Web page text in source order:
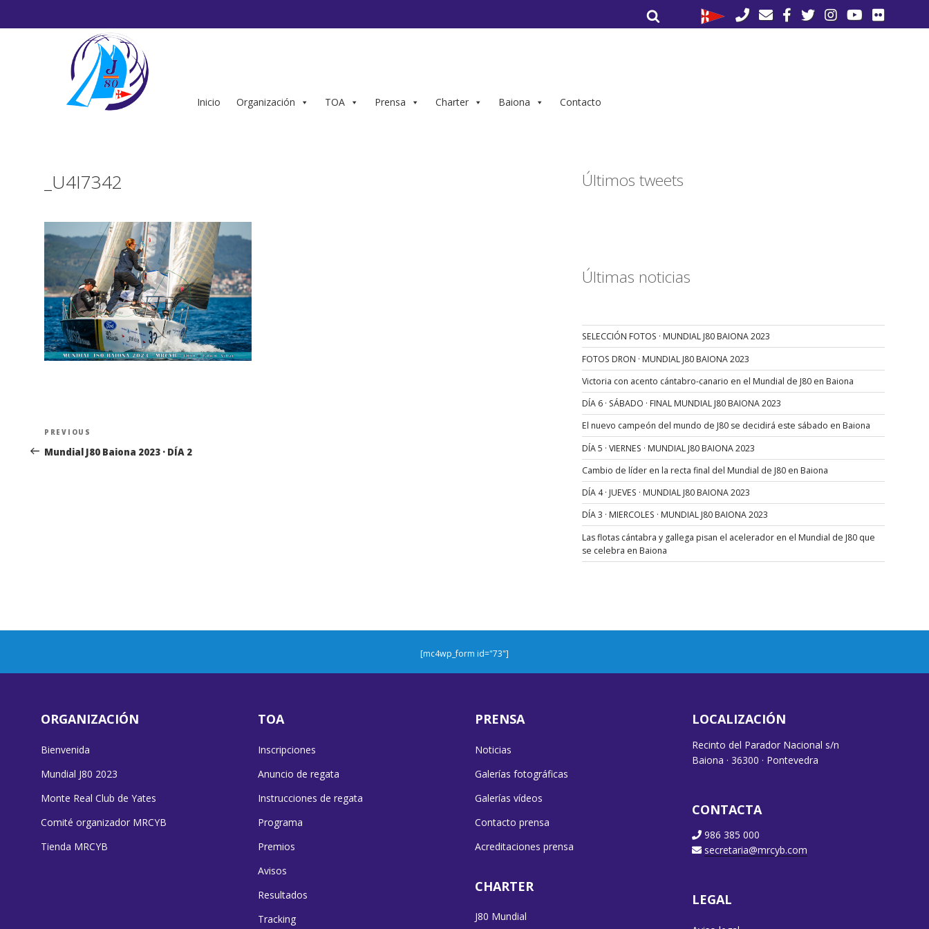
por:
Inicio Organización TOA Prensa Charter Baiona Contacto
_U4I7342
Navegación
de
Previous
Post
PREVIOUS
Mundial J80 Baiona 2023 · DÍA 2
Últimos tweets
Últimas noticias
SELECCIÓN FOTOS · MUNDIAL J80 BAIONA 2023
FOTOS DRON · MUNDIAL J80 BAIONA 2023
Victoria con acento cántabro-canario en el Mundial de J80 en Baiona
DÍA 6 · SÁBADO · FINAL MUNDIAL J80 BAIONA 2023
El nuevo campeón del mundo de J80 se decidirá este sábado en Baiona
DÍA 5 · VIERNES · MUNDIAL J80 BAIONA 2023
Cambio de líder en la recta final del Mundial de J80 en Baiona
DÍA 4 · JUEVES · MUNDIAL J80 BAIONA 2023
DÍA 3 · MIERCOLES · MUNDIAL J80 BAIONA 2023
Las flotas cántabra y gallega pisan el acelerador en el Mundial de J80 que
se celebra en Baiona
[mc4wp_form id="73"]
ORGANIZACIÓN
Bienvenida
Mundial J80 2023
Monte Real Club de Yates
Comité organizador MRCYB
Tienda MRCYB
TOA
Inscripciones
Anuncio de regata
Instrucciones de regata
Programa
Premios
Avisos
Resultados
Tracking
PRENSA
Noticias
Galerías fotográficas
Galerías vídeos
Contacto prensa
Acreditaciones prensa
CHARTER
J80 Mundial
LOCALIZACIÓN
Recinto del Parador Nacional s/n
Baiona · 36300 · Pontevedra
CONTACTA
986 385 000
secretaria@mrcyb.com
LEGAL